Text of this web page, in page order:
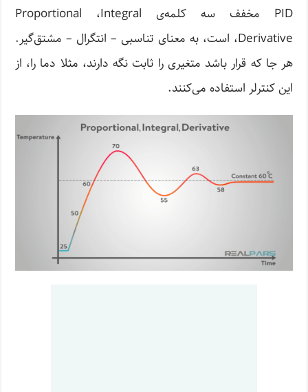
PID مخفف سه کلمه‌ی Proportional ،Integral
،Derivative است، به معنای تناسبی – انتگرال – مشتق‌گیر.
هر جا که قرار باشد متغیری را ثابت نگه‌ دارند، مثلا دما را، از
این کنترلر استفاده می‌کنند.